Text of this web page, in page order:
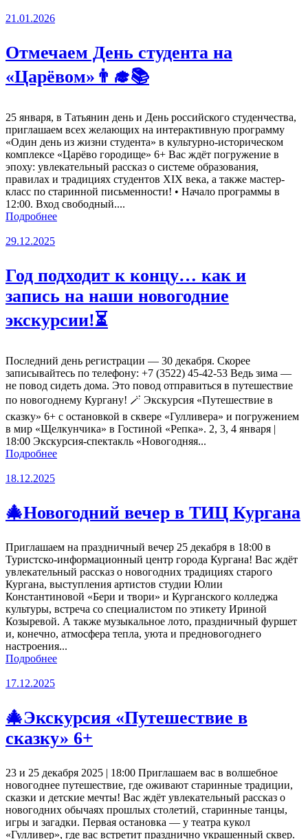
21.01.2026
Отмечаем День студента на
«Царёвом»👨‍🎓📚
25 января, в Татьянин день и День российского студенчества,
приглашаем всех желающих на интерактивную программу
«Один день из жизни студента» в культурно-историческом
комплексе «Царёво городище» 6+ Вас ждёт погружение в
эпоху: увлекательный рассказ о системе образования,
правилах и традициях студентов XIX века, а также мастер-
класс по старинной письменности! • Начало программы в
12:00. Вход свободный....
Подробнее
29.12.2025
Год подходит к концу… как и
запись на наши новогодние
экскурсии!⏳
Последний день регистрации — 30 декабря. Скорее
записывайтесь по телефону: +7 (3522) 45-42-53 Ведь зима —
не повод сидеть дома. Это повод отправиться в путешествие
по новогоднему Кургану! 🪄 Экскурсия «Путешествие в
сказку» 6+ с остановкой в сквере «Гулливера» и погружением
в мир «Щелкунчика» в Гостиной «Репка». 2, 3, 4 января |
18:00 Экскурсия-спектакль «Новогодняя...
Подробнее
18.12.2025
🎄Новогодний вечер в ТИЦ Кургана
Приглашаем на праздничный вечер 25 декабря в 18:00 в
Туристско-информационный центр города Кургана! Вас ждёт
увлекательный рассказ о новогодних традициях старого
Кургана, выступления артистов студии Юлии
Константиновой «Бери и твори» и Курганского колледжа
культуры, встреча со специалистом по этикету Ириной
Козыревой. А также музыкальное лото, праздничный фуршет
и, конечно, атмосфера тепла, уюта и предновогоднего
настроения...
Подробнее
17.12.2025
🎄Экскурсия «Путешествие в
сказку» 6+
23 и 25 декабря 2025 | 18:00 Приглашаем вас в волшебное
новогоднее путешествие, где оживают старинные традиции,
сказки и детские мечты! Вас ждёт увлекательный рассказ о
новогодних обычаях прошлых столетий, старинные танцы,
игры и загадки. Первая остановка — у театра кукол
«Гулливер», где вас встретит празднично украшенный сквер.